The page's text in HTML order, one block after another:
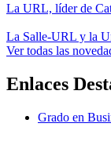
La URL, líder de
La Salle-URL y la
Ver todas las
Enlaces
Grado en